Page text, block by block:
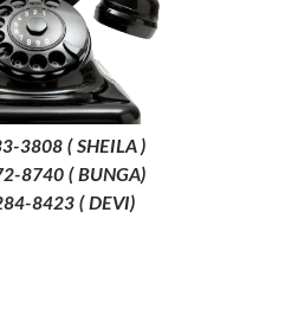
3808 ( SHEILA )
8740 ( BUNGA)
8423 ( DEVI)